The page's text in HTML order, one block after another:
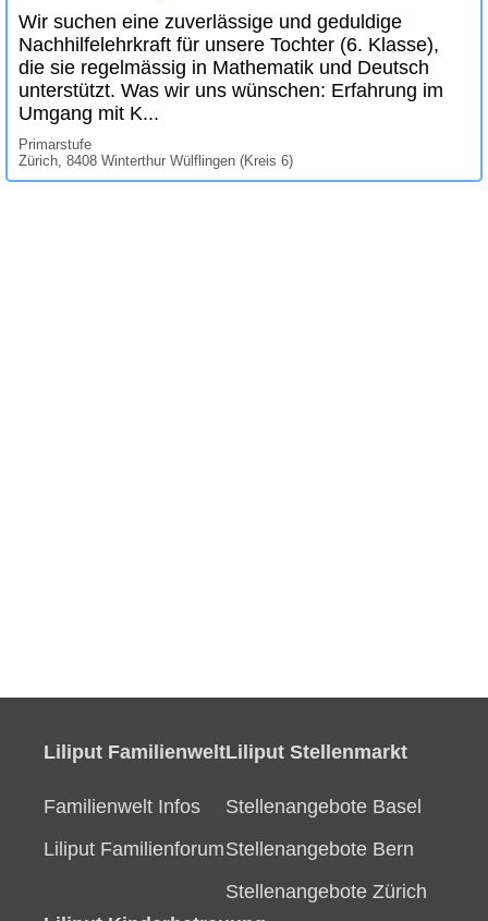
Wir suchen eine zuverlässige und geduldige
Nachhilfelehrkraft für unsere Tochter (6. Klasse),
die sie regelmässig in Mathematik und Deutsch
unterstützt. Was wir uns wünschen: Erfahrung im
Umgang mit K...
Primarstufe
Zürich, 8408 Winterthur Wülflingen (Kreis 6)
Liliput Familienwelt
Familienwelt Infos
Liliput Familienforum
Liliput Stellenmarkt
Stellenangebote Basel
Stellenangebote Bern
Stellenangebote Zürich